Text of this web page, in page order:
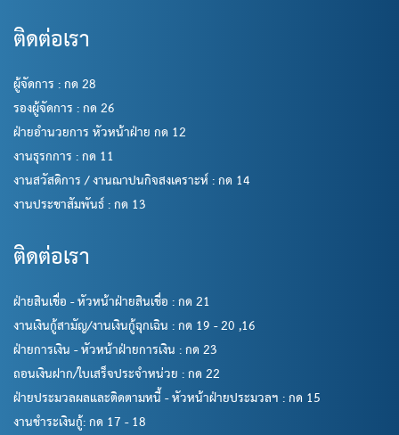
ติดต่อเรา
ผู้จัดการ : กด 28
รองผู้จัดการ : กด 26
ฝ่ายอำนวยการ หัวหน้าฝ่าย กด 12
งานธุรกการ : กด 11
งานสวัสดิการ / งานฌาปนกิจสงเคราะห์ : กด 14
งานประชาสัมพันธ์ : กด 13
ติดต่อเรา
ฝ่ายสินเชื่อ - หัวหน้าฝ่ายสินเชื่อ : กด 21
งานเงินกู้สามัญ/งานเงินกู้ฉุกเฉิน : กด 19 - 20 ,16
ฝ่ายการเงิน - หัวหน้าฝ่ายการเงิน : กด 23
ถอนเงินฝาก/ใบเสร็จประจำหน่วย : กด 22
ฝ่ายประมวลผลและติดตามหนี้ - หัวหน้าฝ่ายประมวลฯ : กด 15
งานชำระเงินกู้: กด 17 - 18